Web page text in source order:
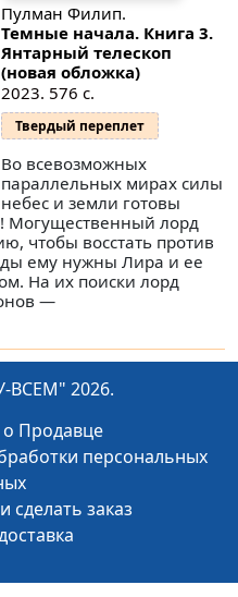
Пулман Филип.
Темные начала. Книга 3.
Янтарный телескоп
(новая обложка)
2023. 576 с.
Твердый переплет
Во всевозможных
параллельных мирах силы
небес и земли готовы
Могущественный лорд
чтобы восстать против
ему нужны Лира и ее
На их поиски лорд
—
2026.
Продавце
персональных
сделать заказ